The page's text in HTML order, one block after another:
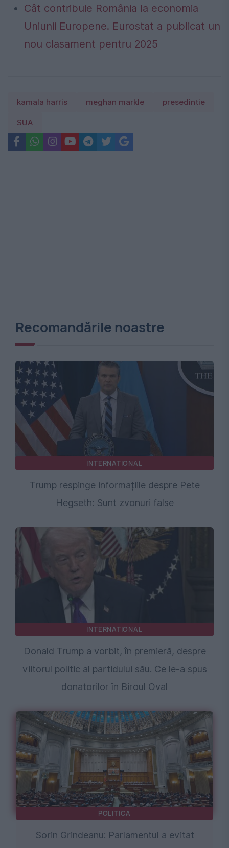
Cât contribuie România la economia
Uniunii Europene. Eurostat a publicat un
nou clasament pentru 2025
kamala harris meghan markle presedintie
SUA
Recomandările noastre
INTERNATIONAL
Trump respinge informațiile despre Pete
Hegseth: Sunt zvonuri false
INTERNATIONAL
Donald Trump a vorbit, în premieră, despre
viitorul politic al partidului său. Ce le-a spus
donatorilor în Biroul Oval
POLITICA
Sorin Grindeanu: Parlamentul a evitat